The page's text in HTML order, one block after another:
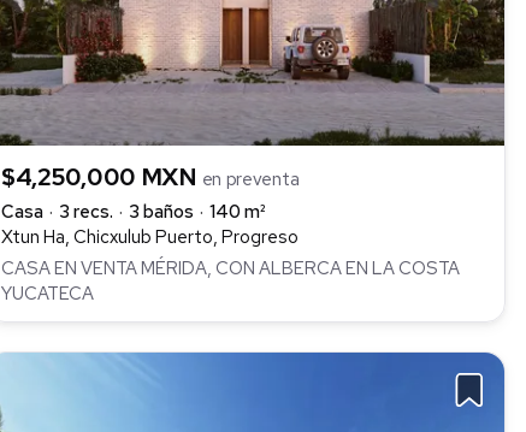
$4,250,000 MXN en preventa
Casa
3 recs. 3 baños
140 m²
Xtun Ha, Chicxulub Puerto, Progreso
CASA EN VENTA MÉRIDA, CON ALBERCA EN LA COSTA
YUCATECA